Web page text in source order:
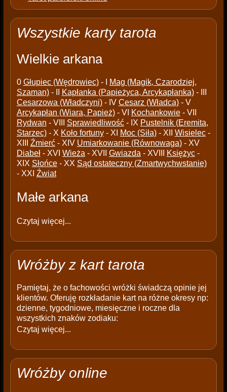
Wszystkie karty tarota
Wielkie arkana
0 Głupiec (Wędrowiec)- I
Mag (Magik, Czarodziej,
Szaman)- II Kapłanka (Papieżyca, Arcykapłanka)- III
Cesarzowa (Władczyni)- IV Cesarz (Władca)- V
Arcykapłan (Wiara, Papież)- VI Kochankowie- VII
Rydwan - VIII Sprawiedliwość- IX Pustelnik (Eremita,
Starzec)- X Koło fortuny- XI Moc (Siła)- XII Wisielec-
XIII Źmierć- XIV Umiarkowanie (Równowaga)- XV
Diabeł- XVI Wieża - XVII Gwiazda - XVIII Księżyc-
XIX Słońce- XX Sąd ostateczny (Zmartwychwstanie)
- XXI Źwiat
Małe arkana
Czytaj więcej...
Wróżby z kart tarota
Pamiętaj, że o fachowości wróżki świadczą opinie jej
klientów. Oferuję rozkładanie kart na różne okresy np:
dzienne, tygodniowe, miesięczne i roczne dla
wszystkich znaków zodiaku:
Czytaj więcej...
Wróżby online